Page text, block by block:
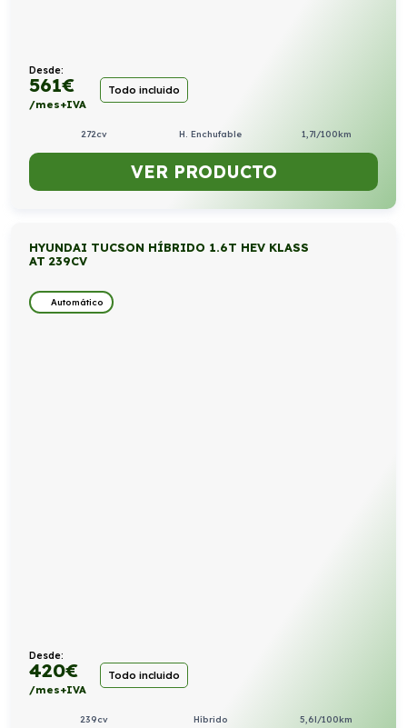
Desde:
561€
/mes+IVA
Todo incluido
272cv H. Enchufable 1,7l/100km
VER PRODUCTO
HYUNDAI TUCSON HÍBRIDO 1.6T HEV KLASS
AT 239CV
Automático
Desde:
420€
/mes+IVA
Todo incluido
239cv Híbrido 5,6l/100km